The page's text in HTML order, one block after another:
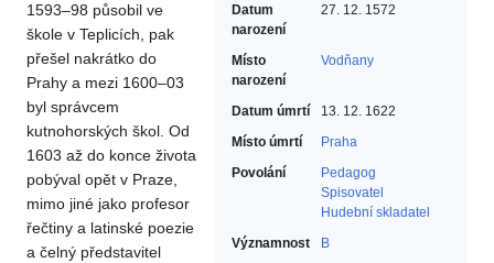
Datum
narození
27. 12. 1572
Místo
narození
Vodňany
Datum úmrtí
13. 12. 1622
Místo úmrtí
Praha
Povolání
Pedagog‎
Spisovatel‎
Hudební skladatel‎
Významnost
B
1593–98 působil ve
škole v Teplicích, pak
přešel nakrátko do
Prahy a mezi 1600–03
byl správcem
kutnohorských škol. Od
1603 až do konce života
pobýval opět v Praze,
mimo jiné jako profesor
řečtiny a latinské poezie
a čelný představitel